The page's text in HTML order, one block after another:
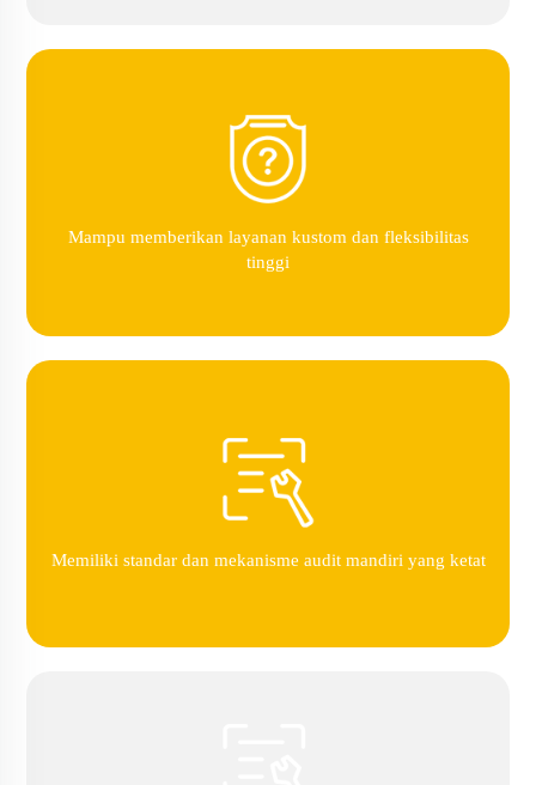
Mampu memberikan layanan kustom dan fleksibilitas
tinggi
Memiliki standar dan mekanisme audit mandiri yang ketat